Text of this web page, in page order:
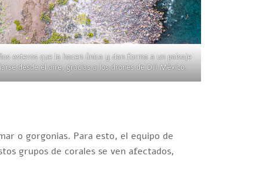
esteros que la hacen única y dan forma a un paisaje
desde el aire, gracias a los drones de DJI México.
o gorgonias. Para esto, el equipo de
grupos de corales se ven afectados,